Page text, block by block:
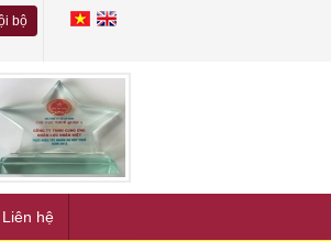
bộ
Liên hệ